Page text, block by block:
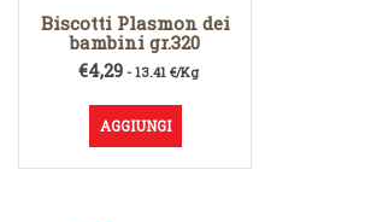
Biscotti Plasmon dei
bambini gr.320
€4,29- 13.41 €/Kg
AGGIUNGI